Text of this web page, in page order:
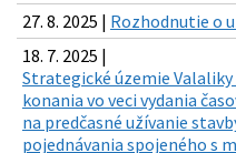
27. 8. 2025 | Rozhodnutie o
18. 7. 2025 |
Strategické územie Valaliky
konania vo veci vydania
na predčasné užívanie
pojednávania spojeného s